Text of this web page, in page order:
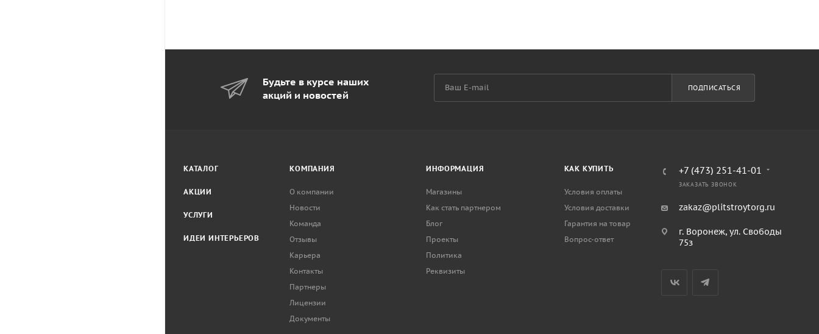
Будьте в курсе наших
акций и новостей
ПОДПИСАТЬСЯ
КАТАЛОГ
АКЦИИ
УСЛУГИ
ИДЕИ ИНТЕРЬЕРОВ
КОМПАНИЯ
О компании
Новости
Команда
Отзывы
Карьера
Контакты
Партнеры
Лицензии
Документы
ИНФОРМАЦИЯ
Магазины
Как стать партнером
Блог
Проекты
Политика
Реквизиты
КАК КУПИТЬ
Условия оплаты
Условия доставки
Гарантия на товар
Вопрос-ответ
+7 (473) 251-41-01
ЗАКАЗАТЬ ЗВОНОК
zakaz@plitstroytorg.ru
г. Воронеж, ул. Свободы
75з